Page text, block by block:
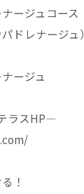
ージュコース
ドレナージュ）
ージュ
ラスHP—
！